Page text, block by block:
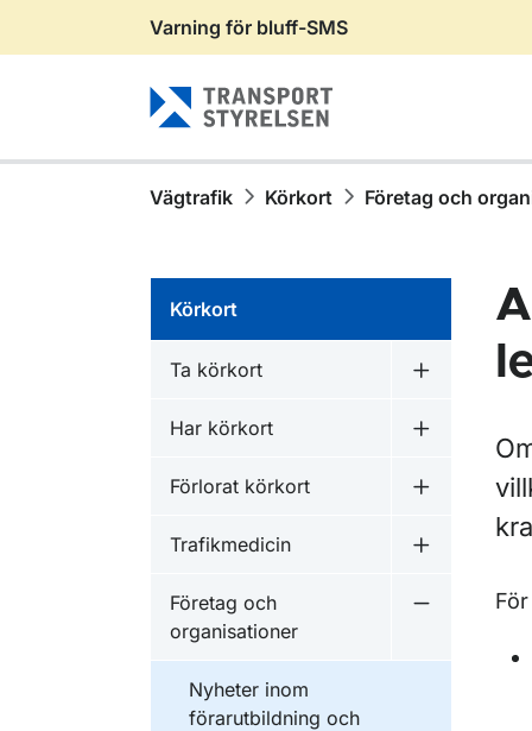
Gå till sidans innehåll
Varning för bluff-SMS
Vägtrafik Körkort Företag och
Körkort
Ta körkort
Har körkort
Förlorat körkort
Trafikmedicin
Undermeny
Företag och
organisationer
Nyheter inom
förarutbildning och